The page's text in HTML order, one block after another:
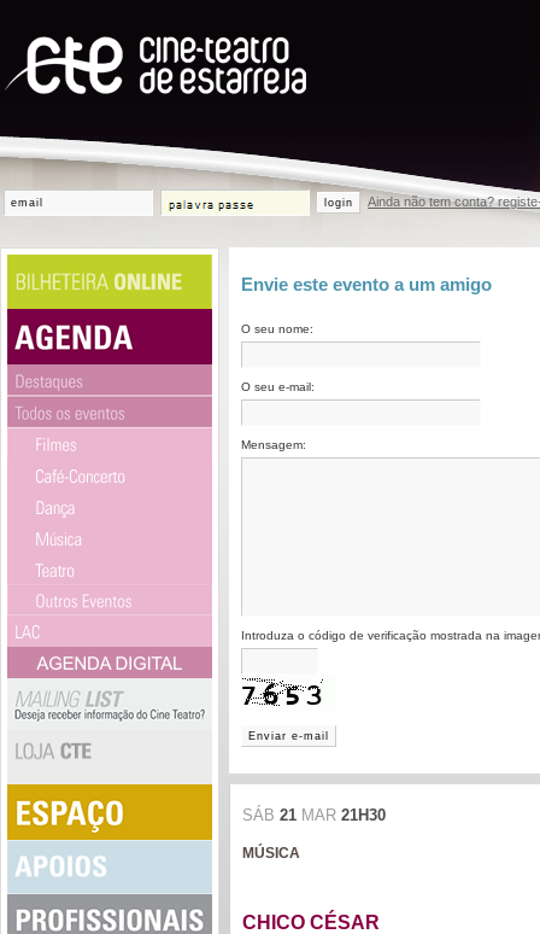
login Ainda não tem conta?
Envie este evento a um amigo
O seu nome:
O seu e-mail:
Mensagem:
Introduza o código de verificação mostrada na
Enviar e-mail
SÁB 21 MAR 21H30
MÚSICA
CHICO CÉSAR